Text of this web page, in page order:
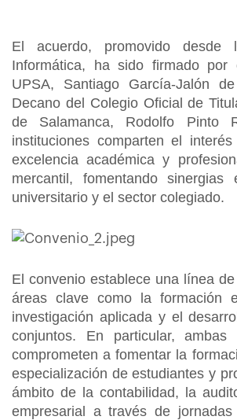
El acuerdo, promovido desde
Informática, ha sido firmado
UPSA, Santiago García-Jalón
Decano del Colegio Oficial de
de Salamanca, Rodolfo Pinto
instituciones comparten el
excelencia académica y
mercantil, fomentando
universitario y el sector colegiado.
El convenio establece una línea
áreas clave como la formación
investigación aplicada y el
conjuntos. En particular, ambas
comprometen a fomentar la
especialización de estudiantes y
ámbito de la contabilidad, la
empresarial a través de jornadas